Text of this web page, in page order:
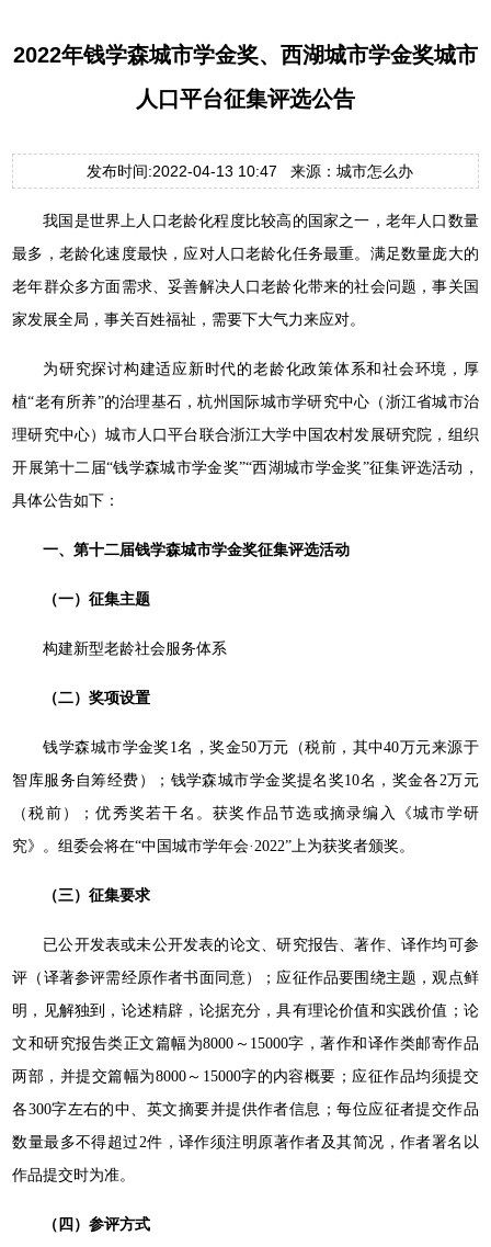
2022年钱学森城市学金奖、西湖城市学金奖城市
人口平台征集评选公告
发布时间:2022-04-13 10:47 来源：城市怎么办
我国是世界上人口老龄化程度比较高的国家之一，老年人口数量
最多，老龄化速度最快，应对人口老龄化任务最重。满足数量庞大的
老年群众多方面需求、妥善解决人口老龄化带来的社会问题，事关国
家发展全局，事关百姓福祉，需要下大气力来应对。
为研究探讨构建适应新时代的老龄化政策体系和社会环境，厚
植“老有所养”的治理基石，杭州国际城市学研究中心（浙江省城市治
理研究中心）城市人口平台联合浙江大学中国农村发展研究院，组织
开展第十二届“钱学森城市学金奖”“西湖城市学金奖”征集评选活动，
具体公告如下：
一、第十二届钱学森城市学金奖征集评选活动
（一）征集主题
构建新型老龄社会服务体系
（二）奖项设置
钱学森城市学金奖1名，奖金50万元（税前，其中40万元来源于
智库服务自筹经费）；钱学森城市学金奖提名奖10名，奖金各2万元
（税前）；优秀奖若干名。获奖作品节选或摘录编入《城市学研
究》。组委会将在“中国城市学年会·2022”上为获奖者颁奖。
（三）征集要求
已公开发表或未公开发表的论文、研究报告、著作、译作均可参
评（译著参评需经原作者书面同意）；应征作品要围绕主题，观点鲜
明，见解独到，论述精辟，论据充分，具有理论价值和实践价值；论
文和研究报告类正文篇幅为8000～15000字，著作和译作类邮寄作品
两部，并提交篇幅为8000～15000字的内容概要；应征作品均须提交
各300字左右的中、英文摘要并提供作者信息；每位应征者提交作品
数量最多不得超过2件，译作须注明原著作者及其简况，作者署名以
作品提交时为准。
（四）参评方式